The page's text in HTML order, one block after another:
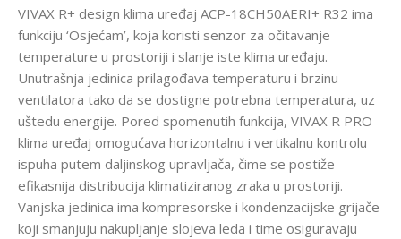
VIVAX R+ design klima uređaj ACP-18CH50AERI+ R32 ima
funkciju ‘Osjećam’, koja koristi senzor za očitavanje
temperature u prostoriji i slanje iste klima uređaju.
Unutrašnja jedinica prilagođava temperaturu i brzinu
ventilatora tako da se dostigne potrebna temperatura, uz
uštedu energije. Pored spomenutih funkcija, VIVAX R PRO
klima uređaj omogućava horizontalnu i vertikalnu kontrolu
ispuha putem daljinskog upravljača, čime se postiže
efikasnija distribucija klimatiziranog zraka u prostoriji.
Vanjska jedinica ima kompresorske i kondenzacijske grijače
koji smanjuju nakupljanje slojeva leda i time osiguravaju